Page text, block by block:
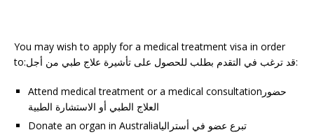
You may wish to apply for a medical treatment visa in order
to:قد ترغب في التقدم بطلب للحصول على تأشيرة علاج طبي من أجل:
Attend medical treatment or a medical consultationحضور
العلاج الطبي أو الاستشارة الطبية
Donate an organ in Australiaتبرع عضو في أستراليا